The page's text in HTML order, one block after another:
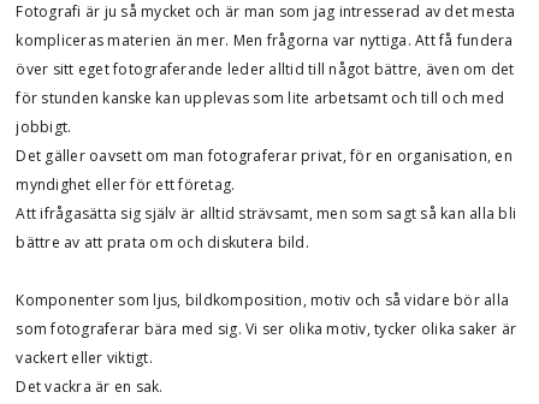
Fotografi är ju så mycket och är man som jag intresserad av det mesta
kompliceras materien än mer. Men frågorna var nyttiga. Att få fundera
över sitt eget fotograferande leder alltid till något bättre, även om det
för stunden kanske kan upplevas som lite arbetsamt och till och med
jobbigt.
Det gäller oavsett om man fotograferar privat, för en organisation, en
myndighet eller för ett företag.
Att ifrågasätta sig själv är alltid strävsamt, men som sagt så kan alla bli
bättre av att prata om och diskutera bild.
Komponenter som ljus, bildkomposition, motiv och så vidare bör alla
som fotograferar bära med sig. Vi ser olika motiv, tycker olika saker är
vackert eller viktigt.
Det vackra är en sak.